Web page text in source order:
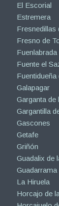
El Escorial
Estremera
Fresnedillas
Fresno de
Fuenlabrada
Fuente el
Fuentidueña
Galapagar
Garganta
Gargantilla
Gascones
Getafe
Griñón
Guadalix de
Guadarrama
La Hiruela
Horcajo de